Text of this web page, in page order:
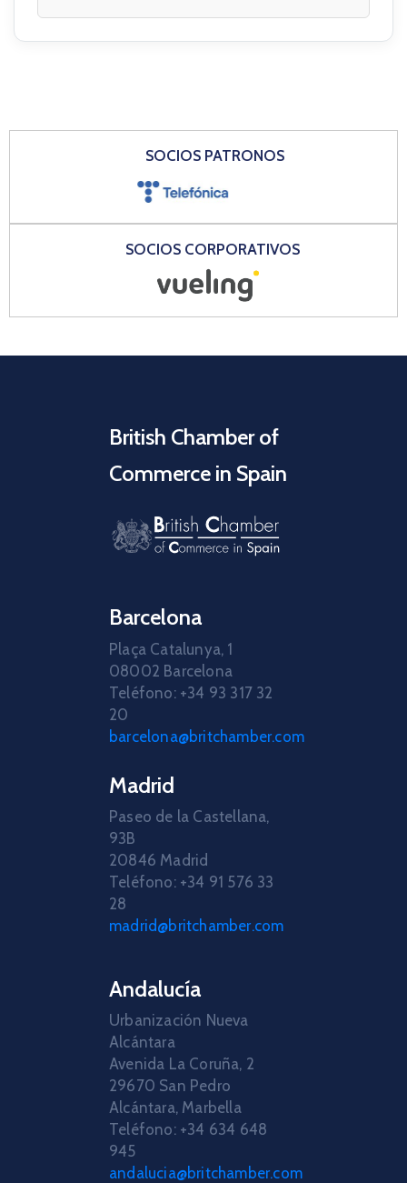
SOCIOS PATRONOS
SOCIOS CORPORATIVOS
British Chamber of
Commerce in Spain
Barcelona
Plaça Catalunya, 1
08002 Barcelona
Teléfono: +34 93 317 32
20
barcelona@britchamber.com
Madrid
Paseo de la Castellana,
93B
20846 Madrid
Teléfono: +34 91 576 33
28
madrid@britchamber.com
Andalucía
Urbanización Nueva
Alcántara
Avenida La Coruña, 2
29670 San Pedro
Alcántara, Marbella
Teléfono: +34 634 648
945
andalucia@britchamber.com